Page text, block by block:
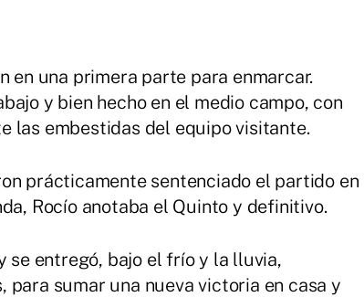
en una primera parte para enmarcar.
y bien hecho en el medio campo, con
las embestidas del equipo visitante.
prácticamente sentenciado el partido en
Rocío anotaba el Quinto y definitivo.
se entregó, bajo el frío y la lluvia,
sumar una nueva victoria en casa y